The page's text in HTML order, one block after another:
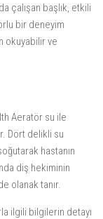
çalışan başlık, etkili
bir deneyim
okuyabilir ve
Aeratör su ile
Dört delikli su
hastanın
diş hekiminin
olanak tanır.
ilgili bilgilerin detayı